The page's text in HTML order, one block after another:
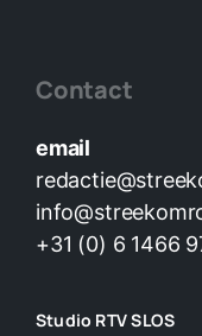
Contact
email
+31 (0) 6 1466
Studio RTV SLOS